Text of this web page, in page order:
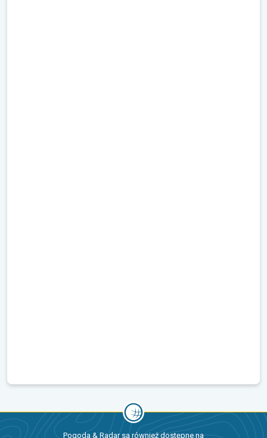
Pogoda & Radar są również dostępne na